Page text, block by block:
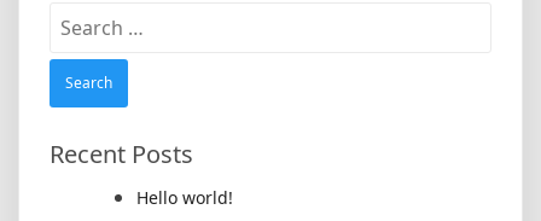
Search
for:
Recent Posts
Hello world!